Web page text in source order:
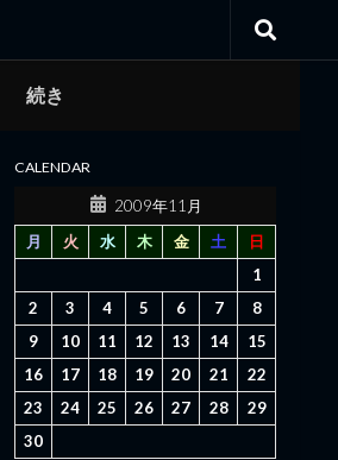
続き
CALENDAR
2009年11月
月
火 水 木 金 土
日
1
2
3 4 5 6 7
8
9
10 11 12 13 14
15
16
17 18 19 20 21
22
23
24 25 26 27 28
29
30